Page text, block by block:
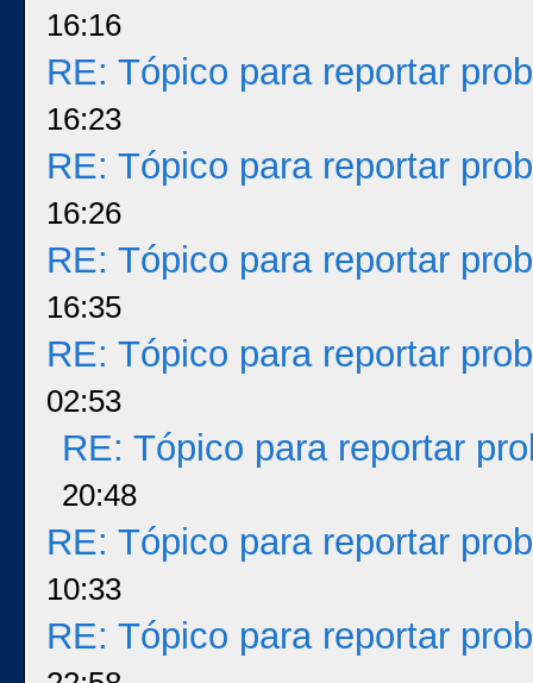
16:16
RE: Tópico para reportar
16:23
RE: Tópico para reportar
16:26
RE: Tópico para reportar
16:35
RE: Tópico para reportar
02:53
RE: Tópico para reportar
20:48
RE: Tópico para reportar
10:33
RE: Tópico para reportar